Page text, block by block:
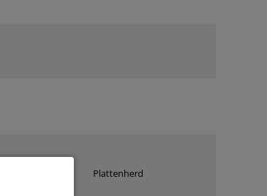
Plattenherd